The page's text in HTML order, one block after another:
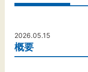
2026.05.15
概要